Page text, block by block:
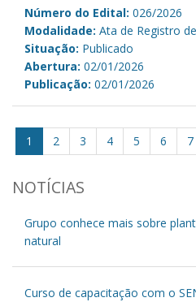
Número do Edital: 026/2026
Modalidade: Ata de Registro
Situação: Publicado
Abertura: 02/01/2026
Publicação: 02/01/2026
1 2 3 4 5 6 7
NOTÍCIAS
Grupo conhece mais sobre
natural
Curso de capacitação com o